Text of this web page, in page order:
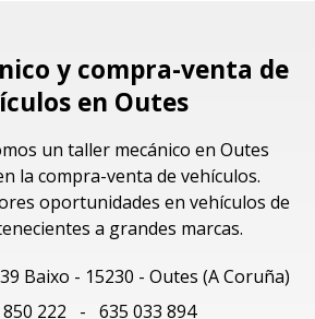
y compra-venta de
en Outes
un taller mecánico en Outes
la compra-venta de vehículos.
oportunidades en vehículos de
a grandes marcas.
Baixo - 15230 - Outes (A Coruña)
222
- 635 033 894